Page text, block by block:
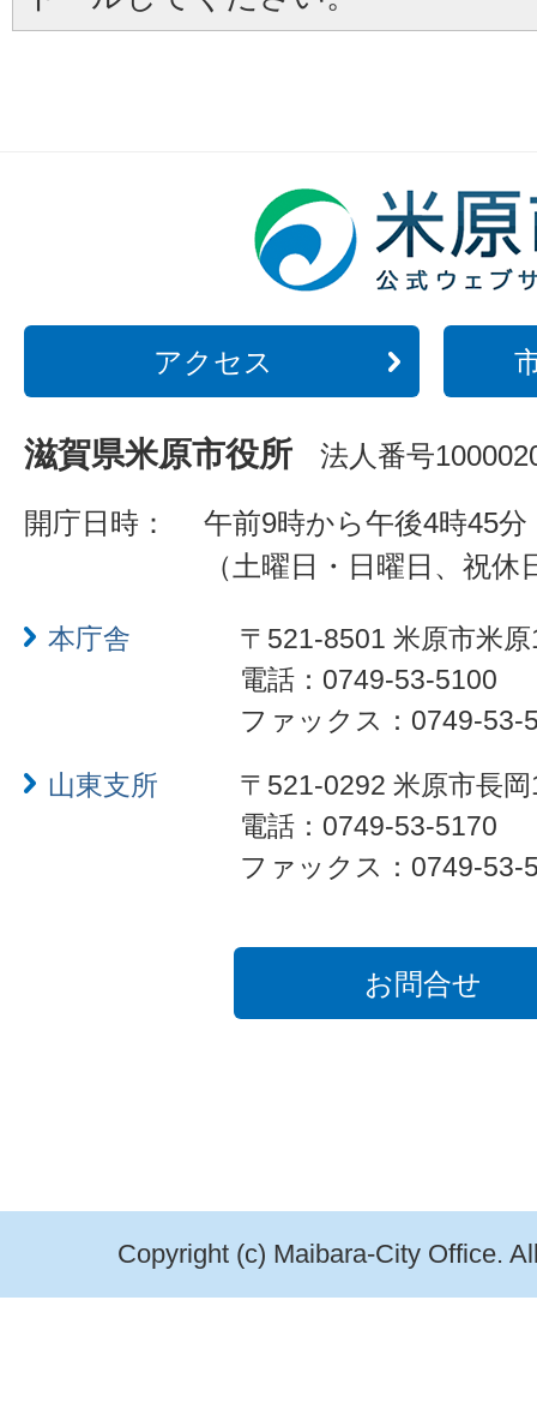
アクセス
滋賀県米原市役所 法人番号
開庁日時：
午前9時から午後4時45分
（土曜日・日曜日、祝
本庁舎
〒521-8501 米原市米
電話：0749-53-5100
ファックス：0749-53-
山東支所
〒521-0292 米原市長
電話：0749-53-5170
ファックス：0749-53-
お問合せ
Copyright (c) Maibara-City Office.